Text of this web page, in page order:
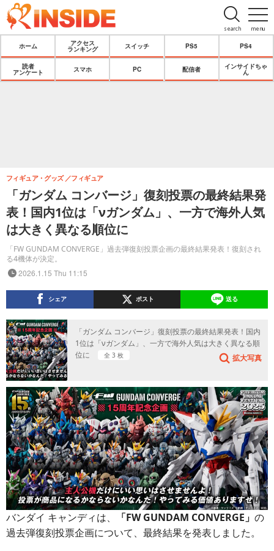
menu
search
ホーム
アクセス
ランキング
スイッチ PS5 PS4
読者
アンケート
スマホ PC 配信者
インサイドちゃ
ん
「ガンダム コンバージ」復刻投票の最終結果発
表！国内1位は「νガンダム」、一方で海外人気
は大きく異なる順位に
「FW GUNDAM CONVERGE」過去弾復刻投票企画の最終結果発表！復刻され
る4機体が決定。
フィギュア・グッズ フィギュア
2026.1.15 Thu 11:15
シェア ポスト 送る
「ガンダム コンバージ」復刻投票の最終結果発表！国内
1位は「νガンダム」、一方で海外人気は大きく異なる順
位に
全 3 枚 拡大写真
バンダイ キャンディは、 「FW GUNDAM CONVERGE」 の
過去弾復刻投票企画について、最終結果を発表しました。